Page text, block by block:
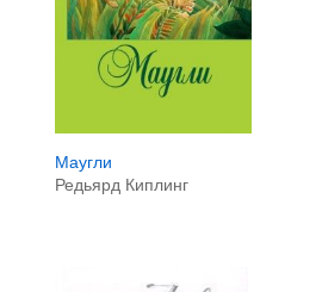
Маугли
Редьярд Киплинг